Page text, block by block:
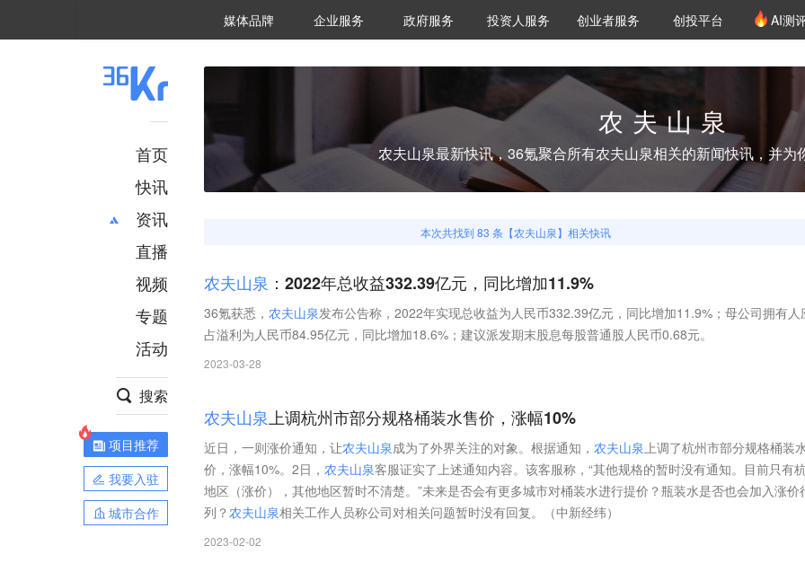
媒体品牌 36Kr研究院
企业服务 城市之窗
政府服务 VClub投资机构库
投资机构职位推介
投资人服务 创投氪堂
创业者服务 创投平台 AI测
首页
快讯
资讯
推荐
财经
项目推荐
安徽
直播
视频
专题
活动
搜索
项目推荐
我要入驻
城市合作
农夫山泉
农夫山泉最新快讯，36氪聚合所有农夫山泉相关的新闻快讯，并为
本次共找到 83 条【农夫山泉】相关快讯
农夫山泉 ：2022年总收益332.39亿元，同比增加11.9%
36氪获悉， 农夫山泉发布公告称，2022年实现总收益为人民币332.39亿元，同比增加11.9%；母公司拥有人
占溢利为人民币84.95亿元，同比增加18.6%；建议派发期末股息每股普通股人民币0.68元。
2023-03-28
农夫山泉上调杭州市部分规格桶装水售价，涨幅10%
近日，一则涨价通知，让农夫山泉成为了外界关注的对象。根据通知， 农夫山泉上调了杭州市部分规格桶装
价，涨幅10%。2日， 农夫山泉客服证实了上述通知内容。该客服称，“其他规格的暂时没有通知。目前只有
地区（涨价），其他地区暂时不清楚。”未来是否会有更多城市对桶装水进行提价？瓶装水是否也会加入涨价
列？ 农夫山泉相关工作人员称公司对相关问题暂时没有回复。（中新经纬）
2023-02-02